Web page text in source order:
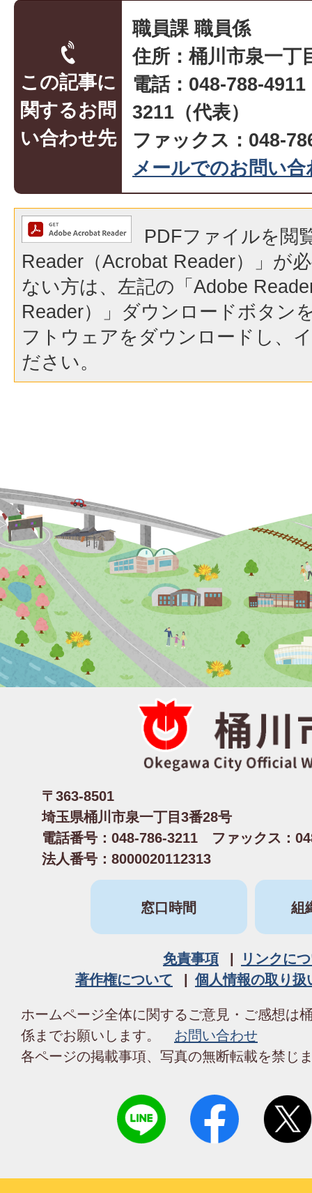
この記事に
関するお問
い合わせ先
職員課 職員係
住所：桶川市泉一丁
電話：048-788-
3211（代表）
ファックス：048-
メールでのお問い
PDFファイルを閲
Reader（Acrobat Reader）」が
ない方は、左記の「Adobe
Reader）」ダウンロードボタン
フトウェアをダウンロードし、
ださい。
〒363-8501
埼玉県桶川市泉一丁目3番28号
電話番号：048-786-3211 ファックス：
法人番号：8000020112313
窓口時間 組
免責事項
リンクに
著作権について
個人情報の取り扱
ホームページ全体に関するご意見・ご感想は
係までお願いします。 お問い合わせ
各ページの掲載事項、写真の無断転載を禁じ